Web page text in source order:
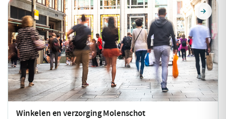
Winkelen en verzorgingMolenschot